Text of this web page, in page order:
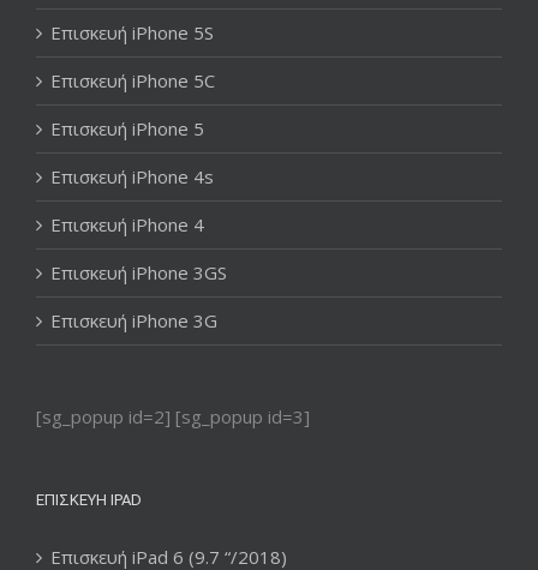
Επισκευή iPhone 5S
Επισκευή iPhone 5C
Επισκευή iPhone 5
Επισκευή iPhone 4s
Επισκευή iPhone 4
Επισκευή iPhone 3GS
Επισκευή iPhone 3G
[sg_popup id=2] [sg_popup id=3]
ΕΠΙΣΚΕΥΉ IPAD
Επισκευή iPad 6 (9.7 “/2018)